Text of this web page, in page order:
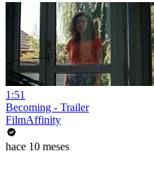
1:51
Becoming - Trailer
FilmAffinity
hace 10 meses